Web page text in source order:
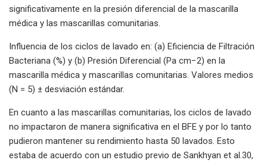
significativamente en la presión diferencial de la mascarilla
médica y las mascarillas comunitarias.
Influencia de los ciclos de lavado en: (a) Eficiencia de Filtración
Bacteriana (%) y (b) Presión Diferencial (Pa cm−2) en la
mascarilla médica y mascarillas comunitarias. Valores medios
(N = 5) ± desviación estándar.
En cuanto a las mascarillas comunitarias, los ciclos de lavado
no impactaron de manera significativa en el BFE y por lo tanto
pudieron mantener su rendimiento hasta 50 lavados. Esto
estaba de acuerdo con un estudio previo de Sankhyan et al.30,